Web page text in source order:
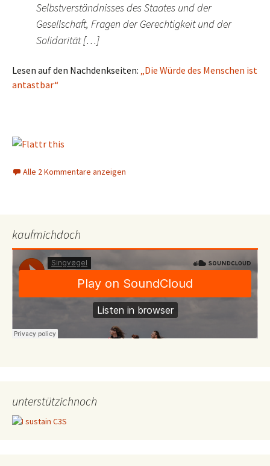
Selbstverständnisses des Staates und der
Gesellschaft, Fragen der Gerechtigkeit und der
Solidarität […]
Lesen auf den Nachdenkseiten: „Die Würde des Menschen ist
antastbar“
Alle 2 Kommentare anzeigen
kaufmichdoch
unterstützichnoch